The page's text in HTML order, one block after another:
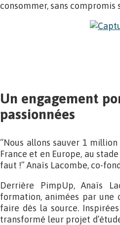
consommer, sans
Un engagement
passionnées
“Nous allons sauver 1
France et en Europe, au
faut !” Anaïs Lacombe, co-
Derrière PimpUp, Anaïs
formation, animées par
faire dès la source.
transformé leur projet